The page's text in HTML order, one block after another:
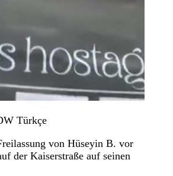
Türkçe
von Hüseyin B. vor
der Kaiserstraße auf seinen